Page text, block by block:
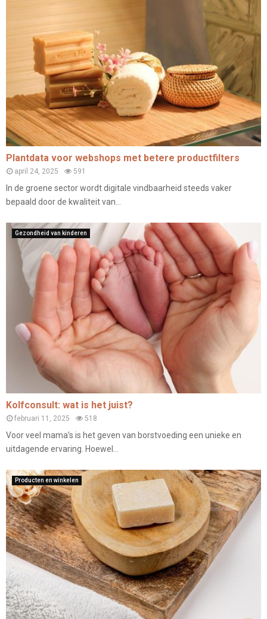
Plantdata voor webshops met betere productfilters
april 24, 2025 591
In de groene sector wordt digitale vindbaarheid steeds vaker
bepaald door de kwaliteit van...
Gezondheid van kinderen
Kolfconsult: wat is het juist?
februari 11, 2025 518
Voor veel mama’s is het geven van borstvoeding een unieke en
uitdagende ervaring. Hoewel...
Producten en winkelen